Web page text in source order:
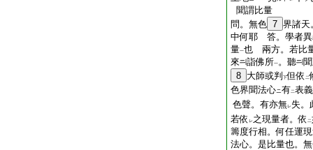
聞謂比量
問。無色 7 界諸天
中何耶 答。學者異
量一也 兩方。若比
來
詣佛所一。聽
8 大師或判 下但依 二
色界聞法心ニ有二表
色聲。有亦無レ失。
若依 レ之現量者。依 二
籌度行相。何任運
法心。是比量也。